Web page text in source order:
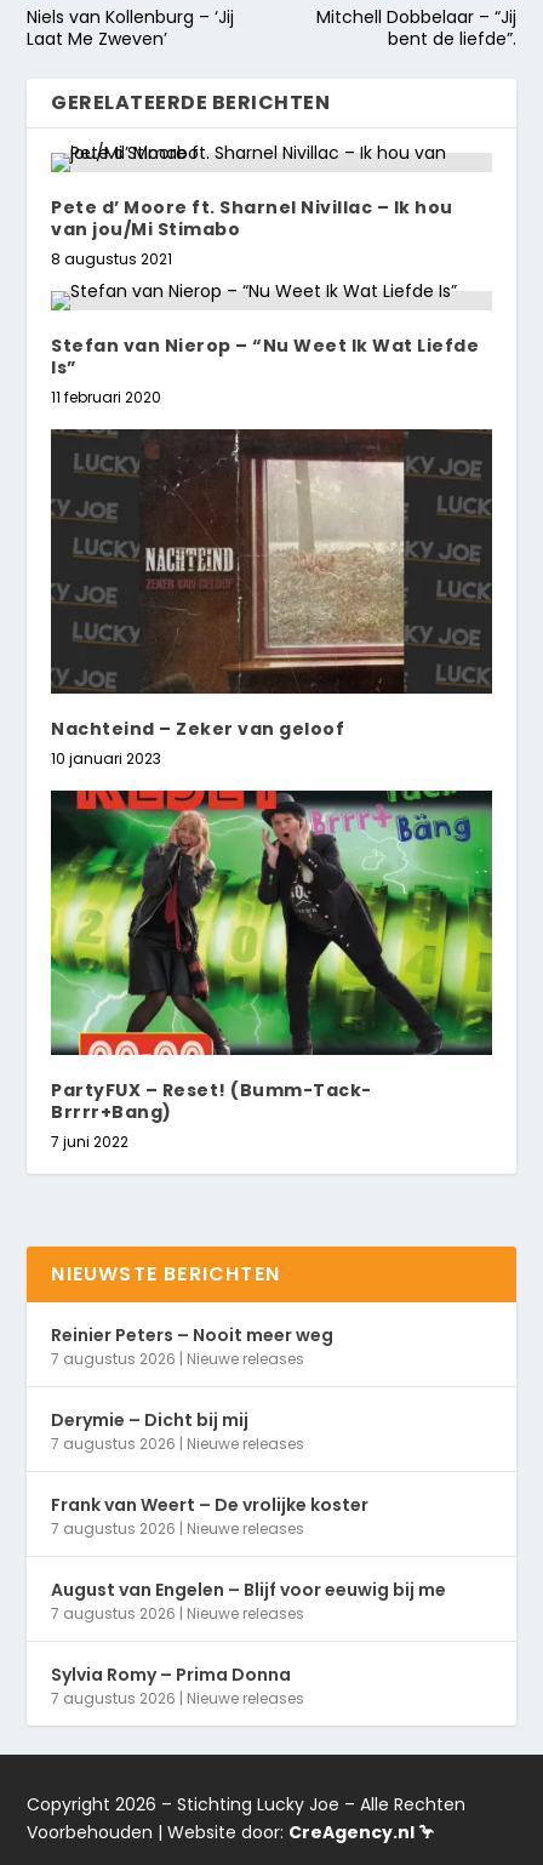
Niels van Kollenburg – ‘Jij
Laat Me Zweven’
Mitchell Dobbelaar – “Jij
bent de liefde”.
GERELATEERDE BERICHTEN
Pete d’ Moore ft. Sharnel Nivillac – Ik hou
van jou/Mi Stimabo
8 augustus 2021
Stefan van Nierop – “Nu Weet Ik Wat Liefde
Is”
11 februari 2020
Nachteind – Zeker van geloof
10 januari 2023
PartyFUX – Reset! (Bumm-Tack-
Brrrr+Bang)
7 juni 2022
NIEUWSTE BERICHTEN
Reinier Peters – Nooit meer weg
7 augustus 2026 | Nieuwe releases
Derymie – Dicht bij mij
7 augustus 2026 | Nieuwe releases
Frank van Weert – De vrolijke koster
7 augustus 2026 | Nieuwe releases
August van Engelen – Blijf voor eeuwig bij me
7 augustus 2026 | Nieuwe releases
Sylvia Romy – Prima Donna
7 augustus 2026 | Nieuwe releases
Copyright 2026 – Stichting Lucky Joe – Alle Rechten
Voorbehouden | Website door: CreAgency.nl 🦩